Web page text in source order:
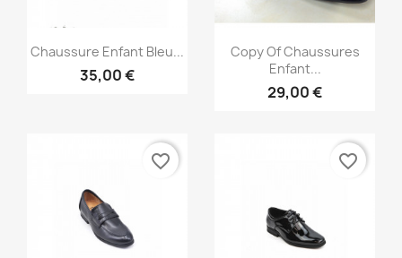
Aperçu rapide
Chaussure Enfant Bleu...
35,00 €
Aperçu rapide
Copy Of Chaussures
Enfant...
29,00 €
favorite_border favorite_border